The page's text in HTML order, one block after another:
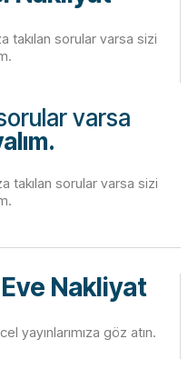
takılan sorular varsa sizi
varsa
takılan sorular varsa sizi
Nakliyat
yayınlarımıza göz atın.